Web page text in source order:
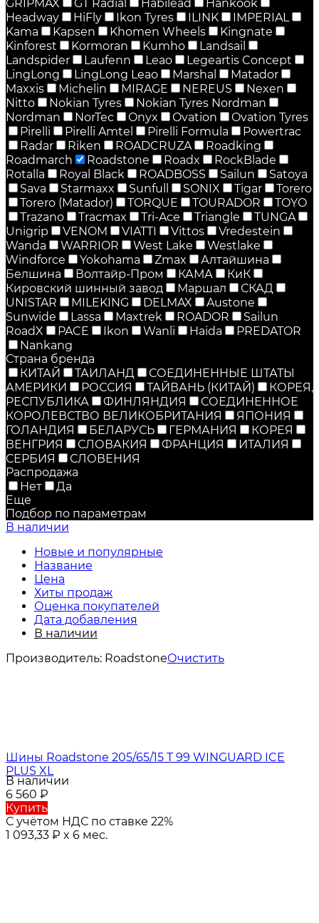
GRIPMAX
GT Radial Habilead
Hankook
Headway
HiFly Ikon Tyres ILINK
IMPERIAL
Kama
Kapsen Khomen Wheels
Kingnate
Kinforest
Kormoran Kumho
Landsail
Landspider
Laufenn Leao
Legeartis Concept
LingLong
LingLong Leao Marshal
Matador
Maxxis
Michelin MIRAGE NEREUS
Nexen
Nitto
Nokian Tyres
Nokian Tyres Nordman
Nordman
NorTec Onyx Ovation
Ovation Tyres
Pirelli
Pirelli Amtel Pirelli Formula
Powertrac
Radar
Riken ROADCRUZA
Roadking
Roadmarch
Roadstone Roadx
RockBlade
Rotalla
Royal Black ROADBOSS Sailun
Satoya
Sava
Starmaxx Sunfull SONIX Tigar
Torero
Torero (Matador)
TORQUE TOURADOR
TOYO
Trazano
Tracmax Tri-Ace Triangle
TUNGA
Unigrip
VENOM VIATTI Vittos
Vredestein
Wanda
WARRIOR West Lake
Westlake
Windforce
Yokohama Zmax
Алтайшина
Белшина
Волтайр-Пром КАМА
КиК
Кировский шинный завод
Маршал
СКАД
UNISTAR
MILEKING DELMAX
Austone
Sunwide
Lassa Maxtrek ROADOR
Sailun
RoadX
PACE Ikon Wanli Haida
PREDATOR
Nankang
Страна бренда
КИТАЙ
ТАИЛАНД
СОЕДИНЕННЫЕ ШТАТЫ
АМЕРИКИ
РОССИЯ ТАЙВАНЬ (КИТАЙ)
КОРЕЯ,
РЕСПУБЛИКА
ФИНЛЯНДИЯ
СОЕДИНЕННОЕ
КОРОЛЕВСТВО ВЕЛИКОБРИТАНИЯ
ЯПОНИЯ
ГОЛАНДИЯ
БЕЛАРУСЬ ГЕРМАНИЯ
КОРЕЯ
ВЕНГРИЯ
СЛОВАКИЯ ФРАНЦИЯ
ИТАЛИЯ
СЕРБИЯ
СЛОВЕНИЯ
Распродажа
Нет
Да
Еще
Подбор по параметрам
В наличии
Новые и популярные
Название
Цена
Хиты продаж
Оценка покупателей
Дата добавления
В наличии
Производитель: RoadstoneОчистить
Шины Roadstone 205/65/15 T 99 WINGUARD ICE
PLUS XL
В наличии
6 560 ₽
Купить
С учётом НДС по ставке 22%
1 093,33 ₽ x 6 мес.